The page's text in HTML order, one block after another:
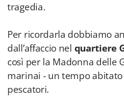
tragedia.
Per ricordarla dobbiamo
dall’affaccio nel quartiere
così per la Madonna delle
marinai - un tempo
pescatori.